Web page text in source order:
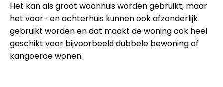
Het kan als groot woonhuis worden gebruikt, maar
het voor- en achterhuis kunnen ook afzonderlijk
gebruikt worden en dat maakt de woning ook heel
geschikt voor bijvoorbeeld dubbele bewoning of
kangoeroe wonen.